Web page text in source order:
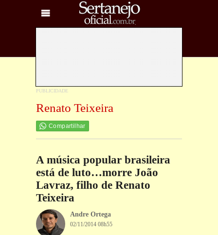
Renato Teixeira
Compartilhar
A música popular brasileira
está de luto…morre João
Lavraz, filho de Renato
Teixeira
Andre Ortega
02/11/2014 08h55